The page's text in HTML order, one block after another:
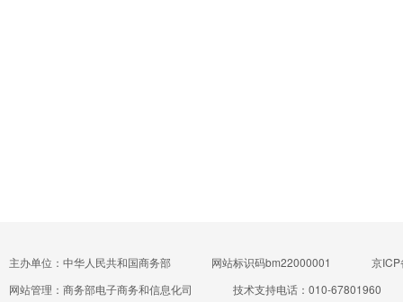
主办单位：中华人民共和国商务部 网站标识码bm22000001
京
网站管理：商务部电子商务和信息化司
技术支持电话：010-67801960